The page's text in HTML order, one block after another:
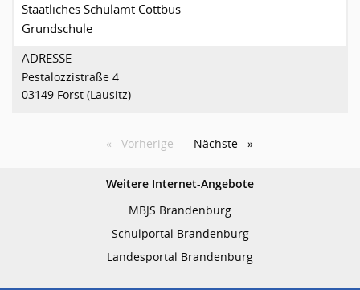
Staatliches Schulamt Cottbus
Grundschule
ADRESSE
Pestalozzistraße 4
03149 Forst (Lausitz)
Vorherige SeiteNächste Seite
Weitere Internet-Angebote
MBJS Brandenburg
Schulportal Brandenburg
Landesportal Brandenburg